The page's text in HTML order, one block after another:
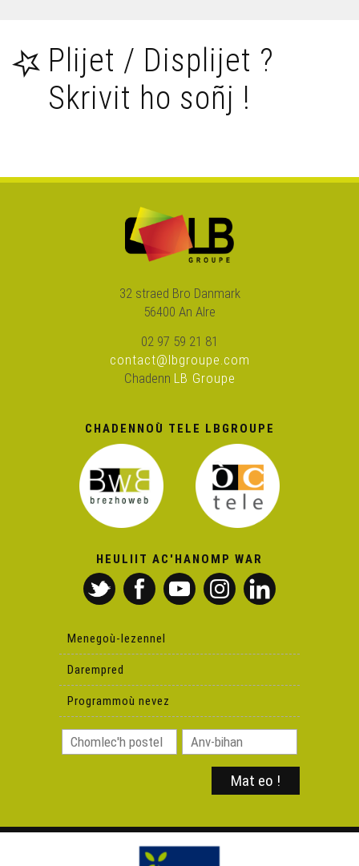
Gwenn an Dreo, Maela Kloareg, Perynn Bleunven (4)
2013)
Clervie Verveur – Istor deus an Amerik
Jakez ar Borgn – Boubou
Rozenn Taleg & Jean-Claude Taleg – Son Speied
Mari Lorho-Pasco, Awena Courtet-Le Baron, Catherine
Pasco (3)
Jakez ar Borgn – Va lellig
Skolajidi Diwan Plijidi – Ton ar frankiz
Marcel Prigent-Guy Le Guern (2)
Jakez ar Borgn – ’Fell ket din ken
An Alkimiour – Paskal Lamour
Skolajidi Diwan Plijidi – Kan skolaj Plijidi
Plijet / Displijet ?
Skrivit ho soñj !
32 straed Bro Danmark
56400 An Alre
02 97 59 21 81
contact@lbgroupe.com
Chadenn LB Groupe
CHADENNOÙ TELE LBGROUPE
HEULIIT AC'HANOMP WAR
Menegoù-lezennel
Darempred
Programmoù nevez